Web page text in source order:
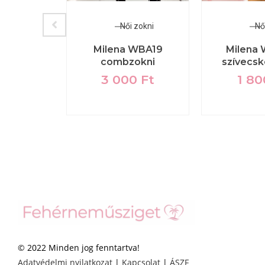
Női zokni
Milena WBA19
combzokni
3 000 Ft
Milena
1
© 2022 Minden jog fenntartva!
Adatvédelmi nyilatkozat | Kapcsolat | ÁSZF